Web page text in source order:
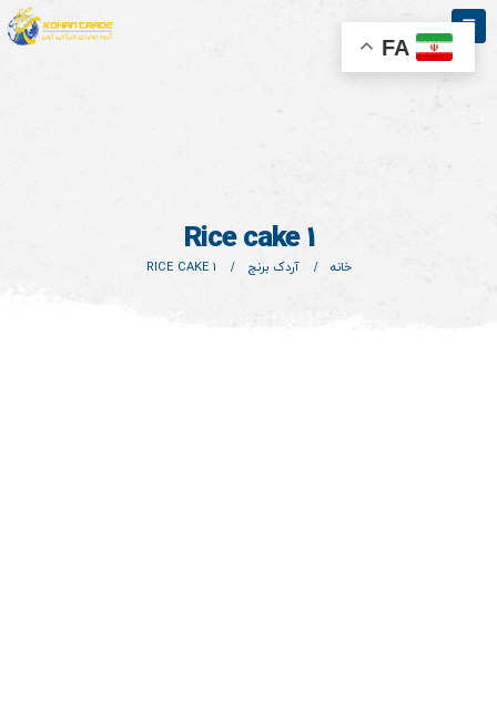
Rice cake 1
خانه آردک برنج RICE CAKE 1
FA